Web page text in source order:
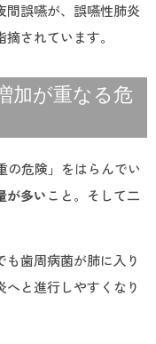
間誤嚥が、誤嚥性肺炎
されています。
加が重なる危
の危険」をはらんでい
が多いこと。そして二
歯周病菌が肺に入り
と進行しやすくなり